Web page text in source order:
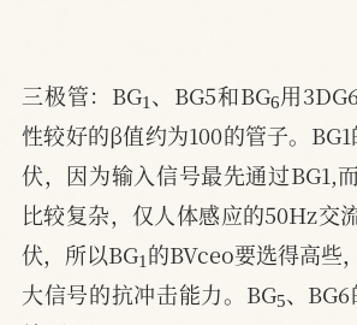
三极管：BG 、BG5和BG 用
性较好的β值约为100的管子。
伏，因为输入信号最先通过BG1,
比较复杂，仅人体感应的50Hz交
伏，所以BG1的BVceo要选得高些
大信号的抗冲击能力。BG5、
3